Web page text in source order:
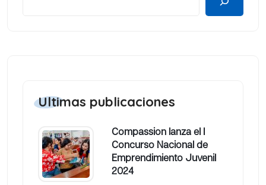
Ultimas publicaciones
Compassion lanza el I
Concurso Nacional de
Emprendimiento Juvenil
2024